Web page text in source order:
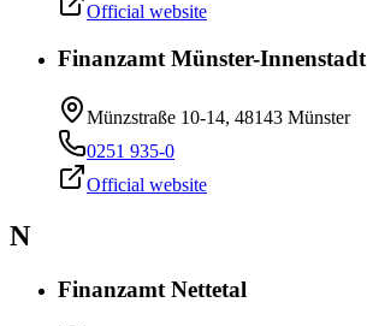
Official website
Finanzamt Münster-Innenstadt
Münzstraße 10-14, 48143 Münster
0251 935-0
Official website
N
Finanzamt Nettetal